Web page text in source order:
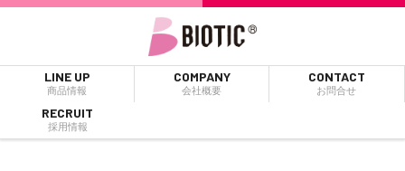
LINE UP
商品情報
COMPANY
会社概要
CONTACT
お問合せ
RECRUIT
採用情報